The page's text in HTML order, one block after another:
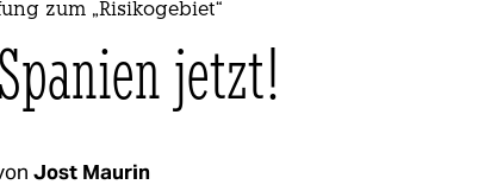
zum „Risikogebiet“
jetzt!
Jost Maurin